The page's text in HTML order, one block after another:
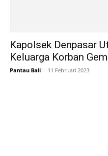
Kapolsek Denpasar
Keluarga Korban
Pantau Bali - 11 Februari 2023